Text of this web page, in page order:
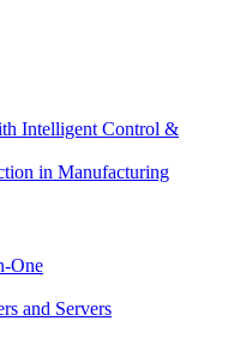
Intelligent Control &
in Manufacturing
One
and Servers